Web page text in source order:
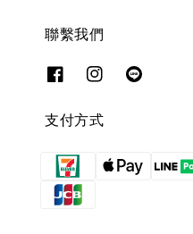
聯繫我們
支付方式